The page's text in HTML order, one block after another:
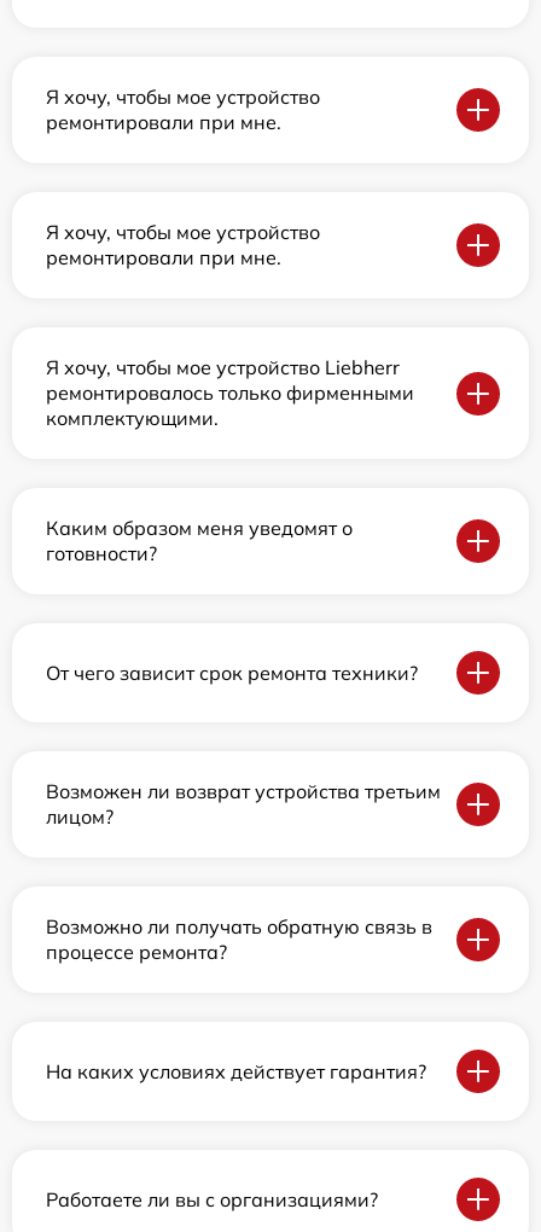
Я хочу, чтобы мое устройство
ремонтировали при мне.
Я хочу, чтобы мое устройство
ремонтировали при мне.
Я хочу, чтобы мое устройство Liebherr
ремонтировалось только фирменными
комплектующими.
Каким образом меня уведомят о
готовности?
От чего зависит срок ремонта техники?
Возможен ли возврат устройства третьим
лицом?
Возможно ли получать обратную связь в
процессе ремонта?
На каких условиях действует гарантия?
Работаете ли вы с организациями?